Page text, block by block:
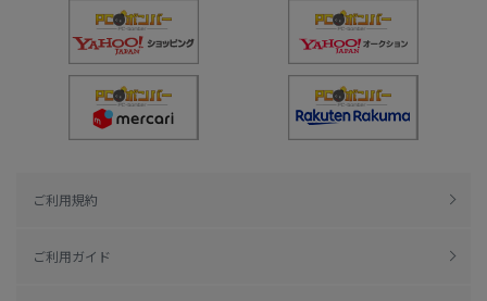
ご利用規約
ご利用ガイド